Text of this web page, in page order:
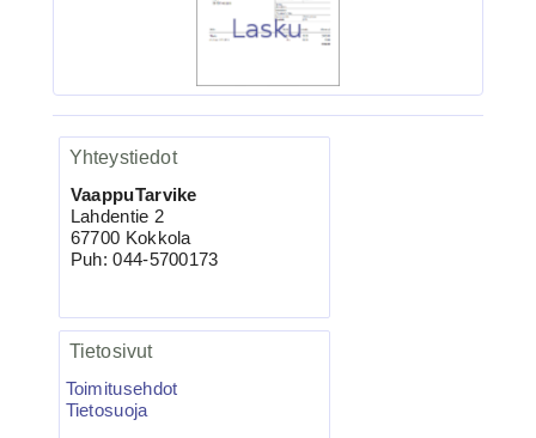
VMC-7557 TI KAPTAIN 3X
VMC-7557 TI Kolmihaa...
Yhteystiedot
VaappuTarvike
Lahdentie 2
67700 Kokkola
Puh: 044-5700173
Tietosivut
Toimitusehdot
Tietosuoja